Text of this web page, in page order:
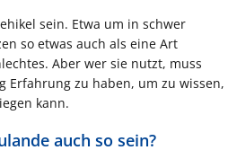
sein. Etwa um in schwer
so etwas auch als eine Art
Aber wer sie nutzt, muss
Erfahrung zu haben, um zu wissen,
kann.
auch so sein?